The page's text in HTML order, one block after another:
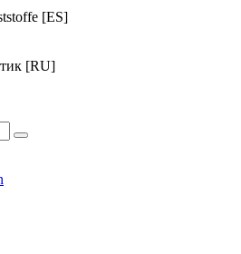
[ES]
[RU]